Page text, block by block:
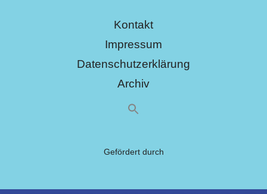
Kontakt
Impressum
Datenschutzerklärung
Archiv
Gefördert durch